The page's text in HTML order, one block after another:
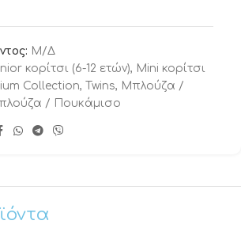
Μ/Δ
κορίτσι (6-12 ετών), Mini κορίτσι
Collection, Twins, Μπλούζα /
/ Πουκάμισο